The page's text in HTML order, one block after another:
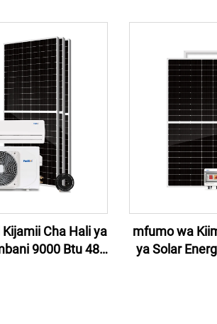
ya Hewa Solar Air
Bei
Cha Hali ya
9000 Btu 48V
mfumo wa
ya Solar